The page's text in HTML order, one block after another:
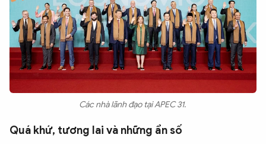
Các nhà lãnh đạo tại APEC 31.
Quá khứ, tương lai và những ẩn số